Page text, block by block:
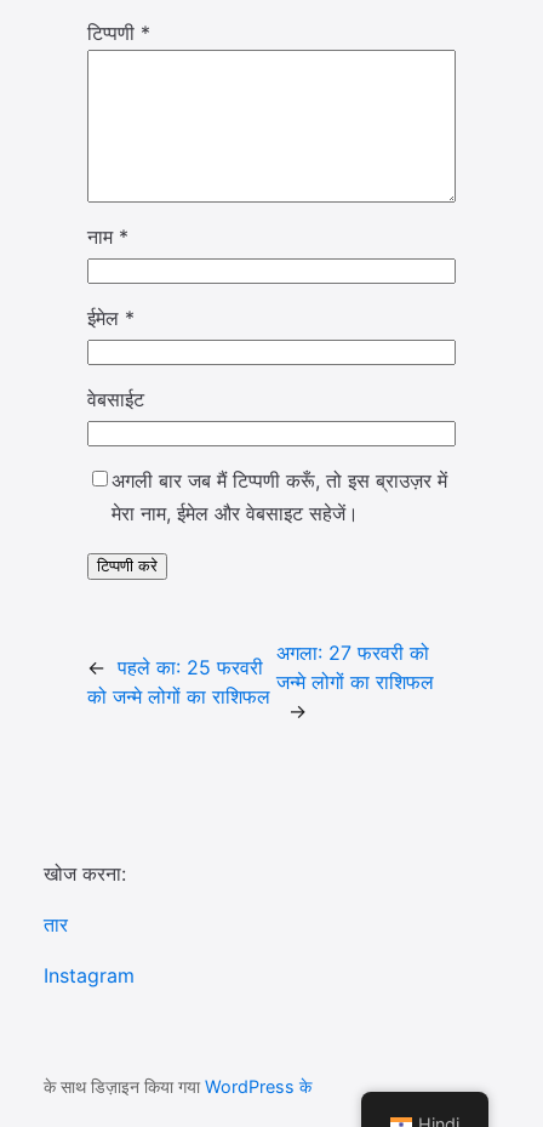
टिप्पणी *
नाम *
ईमेल *
वेबसाईट
अगली बार जब मैं टिप्पणी करूँ, तो इस ब्राउज़र में
मेरा नाम, ईमेल और वेबसाइट सहेजें।
← पहले का: 25 फरवरी
को जन्मे लोगों का राशिफल
अगला: 27 फरवरी को
जन्मे लोगों का राशिफल
→
खोज करना:
तार
Instagram
के साथ डिज़ाइन किया गयाWordPress के